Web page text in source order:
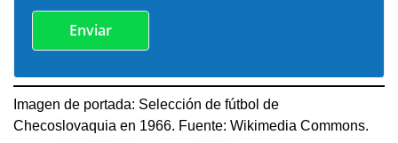
Imagen de portada: Selección de fútbol de
Checoslovaquia en 1966. Fuente: Wikimedia Commons.